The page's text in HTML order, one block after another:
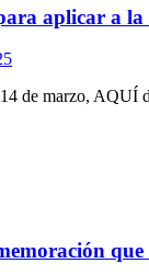
aplicar a
de marzo,
que